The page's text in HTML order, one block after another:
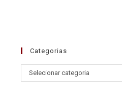
Categorias
Selecionar categoria